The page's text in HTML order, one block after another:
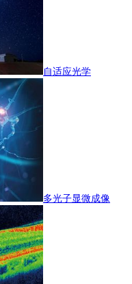
自适应光学
多光子显微成像